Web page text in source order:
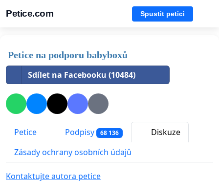
Petice.com Spustit petici
Petice na podporu babyboxů
Sdílet na Facebooku (10484)
Petice Podpisy 68 136
Diskuze
Zásady ochrany osobních údajů
Kontaktujte autora petice